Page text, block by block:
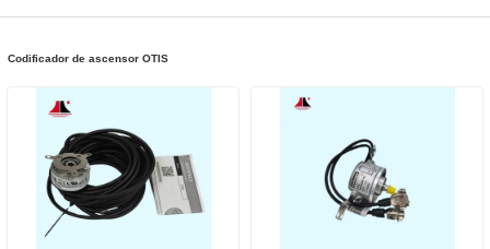
Codificador de ascensor OTIS